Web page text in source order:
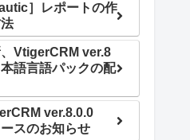
］レポートの作
VtigerCRM ver.8
語言語パックの配
ver.8.0.0
ースのお知らせ